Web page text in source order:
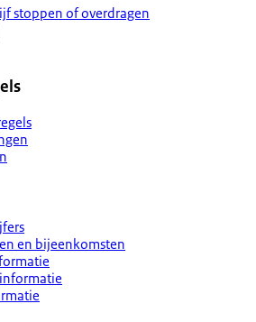
stoppen of overdragen
en bijeenkomsten